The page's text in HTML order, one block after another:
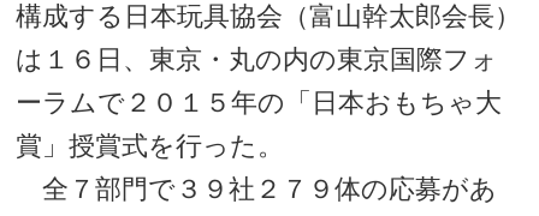
構成する日本玩具協会（富山幹太郎会長）
は１６日、東京・丸の内の東京国際フォ
ーラムで２０１５年の「日本おもちゃ大
賞」授賞式を行った。
全７部門で３９社２７９体の応募があ